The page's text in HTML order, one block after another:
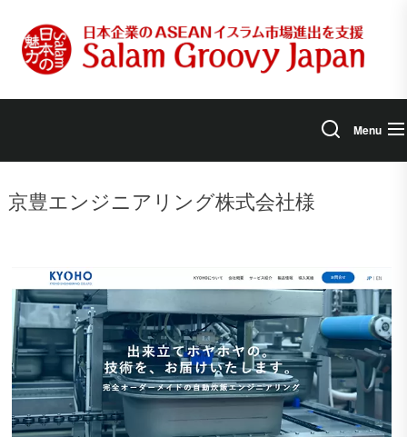
content
Menu
京豊エンジニアリング株式会社様